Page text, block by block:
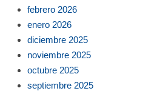
febrero 2026
enero 2026
diciembre 2025
noviembre 2025
octubre 2025
septiembre 2025